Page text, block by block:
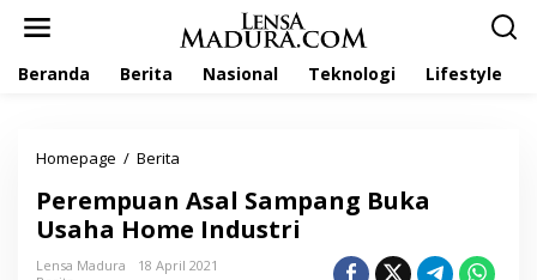
Beranda Berita Nasional Teknologi Lifestyle
Homepage / Berita
e
m
p
Perempuan Asal Sampang Buka
Usaha Home Industri
Lensa Madura
18 April 2021